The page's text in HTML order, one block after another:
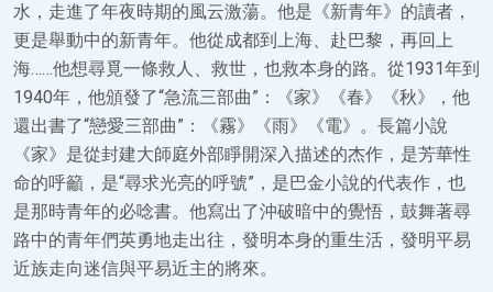
水，走進了年夜時期的風云激蕩。他是《新青年》的讀者，
更是舉動中的新青年。他從成都到上海、赴巴黎，再回上
海……他想尋覓一條救人、救世，也救本身的路。從1931年到
1940年，他頒發了“急流三部曲”：《家》《春》《秋》，他
還出書了“戀愛三部曲”：《霧》《雨》《電》。長篇小說
《家》是從封建大師庭外部睜開深入描述的杰作，是芳華性
命的呼籲，是“尋求光亮的呼號”，是巴金小說的代表作，也
是那時青年的必唸書。他寫出了沖破暗中的覺悟，鼓舞著尋
路中的青年們英勇地走出往，發明本身的重生活，發明平易
近族走向迷信與平易近主的將來。